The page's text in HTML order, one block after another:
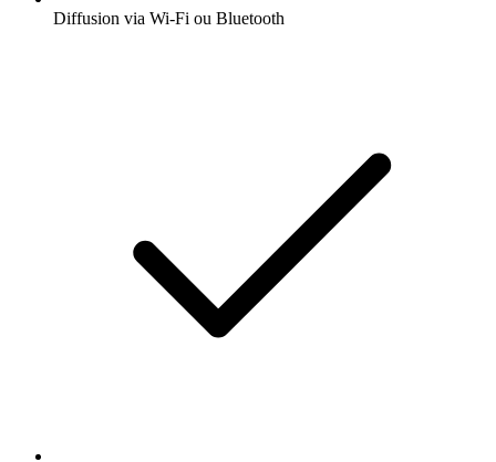
Diffusion via Wi-Fi ou Bluetooth